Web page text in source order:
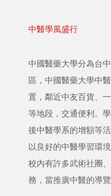
中醫學風盛行
中國醫藥大學分為台
區，中國醫藥大學中
置，鄰近中友百貨、
等地段，交通便利。
後中醫學系的增額等
以良好的中醫學習環
校內有許多武術社團
務，當推廣中醫的導覽